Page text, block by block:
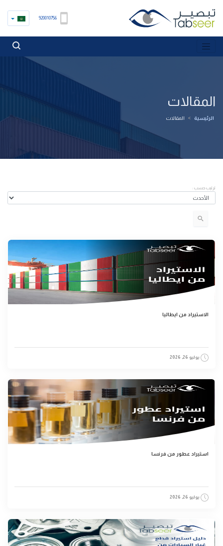
920010756
المقالات
الرئيسية > المقالات
ترتيب حسب :
الاستيراد من ايطاليا
يوليو 26, 2026
استيراد عطور من فرنسا
يوليو 26, 2026